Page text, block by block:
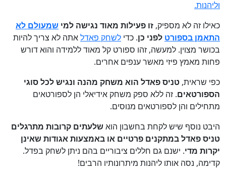
וליהנות.
כאילו זה לא מספיק, זו פעילות מאוד נגישה למי שמעולם לא
התאמן בספורט לפני כן. כדי לשחק פאדלאתה לא צריך להיות
בכושר מצוין. למעשה, זהו ספורט קל מאוד ללמידה והוא דורש
פחות מאמץ פיזי מאשר ענפים אחרים.
כפי שראית, טניס פאדל הוא משחק מהנה ונגיש לכל סוגי
הספורטאים. זה ללא ספק משחק אידיאלי הן לספורטאים
מתחילים והן לספורטאים מנוסים.
היבט נוסף שיש לקחת בחשבון הואשלעתים קרובות מתרגלים
טניס פאדל במתקנים פרטיים או באמצעות אגודות שאינן
יקרות מדי. ישנם גם חללים ציבוריים בהם ניתן לשחק בפדל.
קדימה, נסה אותו ליהנות מיתרונותיו הרבים!